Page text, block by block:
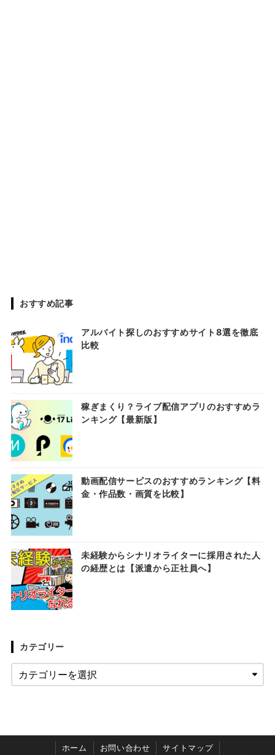
おすすめ記事
アルバイト探しのおすすめサイト8選を徹底
比較
稼ぎまくり？ライブ配信アプリのおすすめラ
ンキング【最新版】
動画配信サービスのおすすめランキング【料
金・作品数・画質を比較】
未経験からシナリオライターに採用された人
の経歴とは【派遣から正社員へ】
カテゴリー
ホーム お問い合わせ サイトマップ